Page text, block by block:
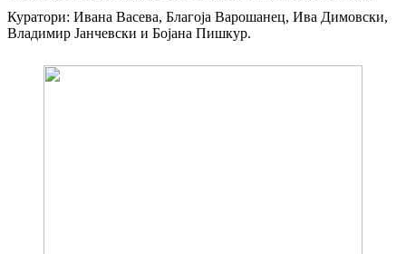
Куратори: Ивана Васева, Благоја Варошанец, Ива Димовски,
Владимир Јанчевски и Бојана Пишкур.